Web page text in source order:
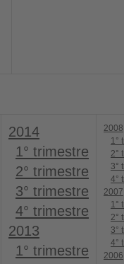
2014
1° trimestre
2° trimestre
3° trimestre
4° trimestre
2013
1° trimestre
2008
1°
2°
3°
4°
2007
1°
2°
3°
4°
2006